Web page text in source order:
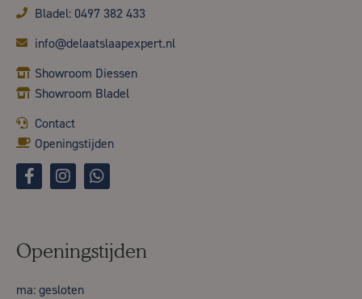
Bladel: 0497 382 433
info@delaatslaapexpert.nl
Showroom Diessen
Showroom Bladel
Contact
Openingstijden
Openingstijden
ma: gesloten